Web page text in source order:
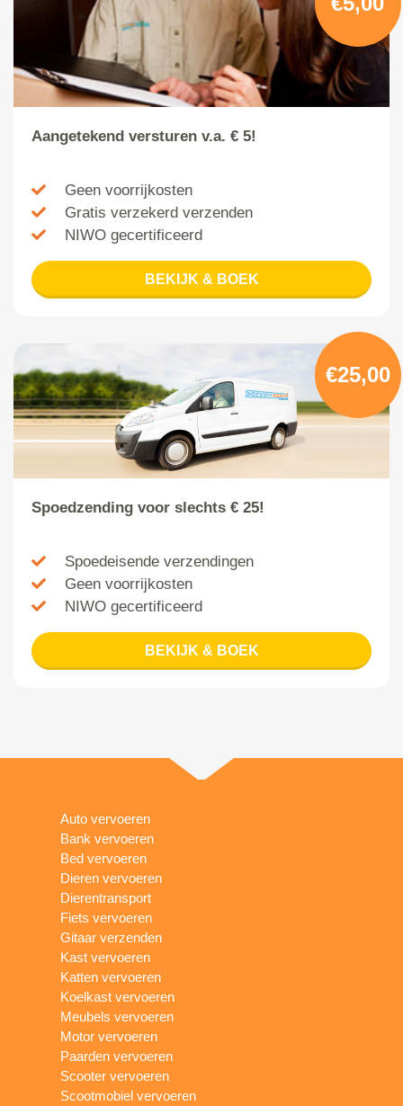
Aangetekend versturen v.a. € 5!
Geen voorrijkosten
Gratis verzekerd verzenden
NIWO gecertificeerd
BEKIJK & BOEK
€25,00
Spoedzending voor slechts € 25!
Spoedeisende verzendingen
Geen voorrijkosten
NIWO gecertificeerd
BEKIJK & BOEK
Auto vervoeren
Bank vervoeren
Bed vervoeren
Dieren vervoeren
Dierentransport
Fiets vervoeren
Gitaar verzenden
Kast vervoeren
Katten vervoeren
Koelkast vervoeren
Meubels vervoeren
Motor vervoeren
Paarden vervoeren
Scooter vervoeren
Scootmobiel vervoeren